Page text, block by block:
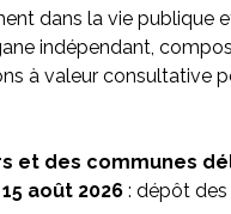
dans la vie publique
indépendant,
à valeur consultative
et des communes
août 2026 : dépôt